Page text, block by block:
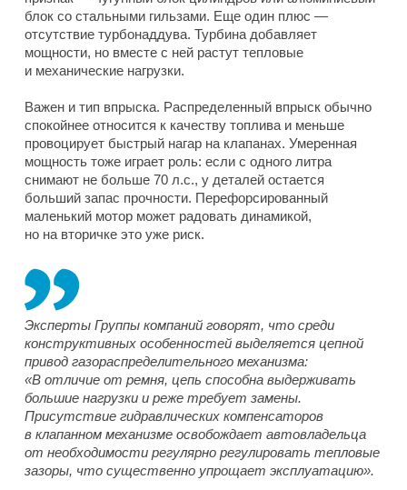
блок со стальными гильзами. Еще один плюс —
отсутствие турбонаддува. Турбина добавляет
мощности, но вместе с ней растут тепловые
и механические нагрузки.
Важен и тип впрыска. Распределенный впрыск обычно
спокойнее относится к качеству топлива и меньше
провоцирует быстрый нагар на клапанах. Умеренная
мощность тоже играет роль: если с одного литра
снимают не больше 70 л.с., у деталей остается
больший запас прочности. Перефорсированный
маленький мотор может радовать динамикой,
но на вторичке это уже риск.
Эксперты Группы компаний говорят, что среди
конструктивных особенностей выделяется цепной
привод газораспределительного механизма:
«В отличие от ремня, цепь способна выдерживать
большие нагрузки и реже требует замены.
Присутствие гидравлических компенсаторов
в клапанном механизме освобождает автовладельца
от необходимости регулярно регулировать тепловые
зазоры, что существенно упрощает эксплуатацию».